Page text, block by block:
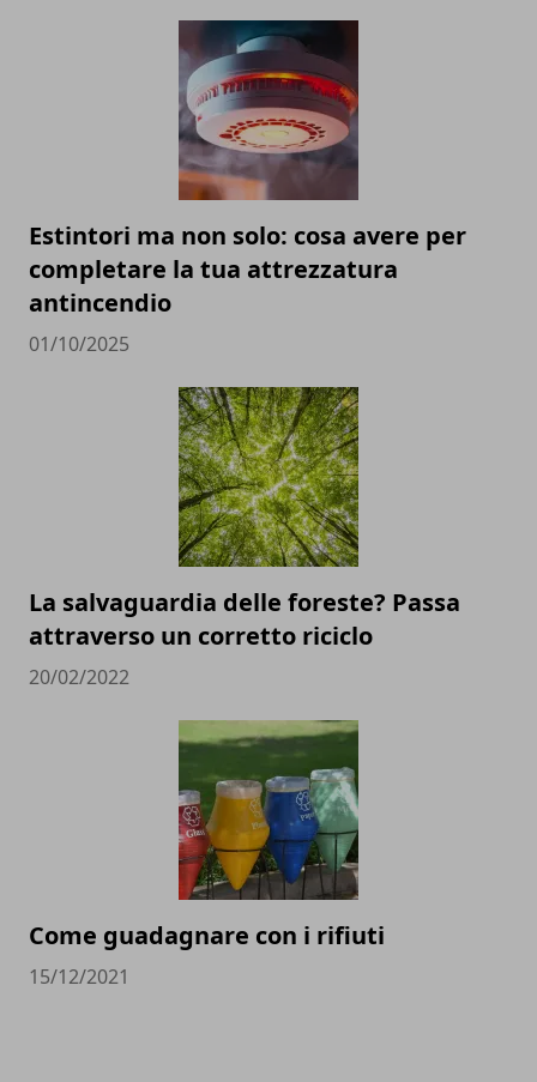
Estintori ma non solo: cosa avere per
completare la tua attrezzatura
antincendio
01/10/2025
La salvaguardia delle foreste? Passa
attraverso un corretto riciclo
20/02/2022
Come guadagnare con i rifiuti
15/12/2021